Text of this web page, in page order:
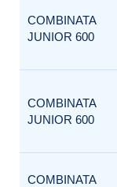
COMBINATA
JUNIOR 600
COMBINATA
JUNIOR 600
COMBINATA